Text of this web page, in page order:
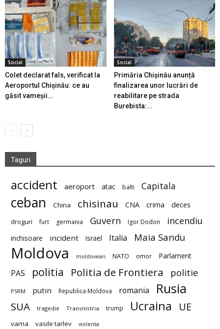
Social
Colet declarat fals, verificat la
Aeroportul Chișinău: ce au
găsit vameșii...
Social
Primăria Chișinău anunță
finalizarea unor lucrări de
reabilitare pe strada
Burebista:...
Taguri
accident aeroport atac balti Capitala
ceban China chisinau CNA crima deces
droguri furt germania Guvern Igor Dodon incendiu
inchisoare incident israel Italia Maia Sandu
Moldova moldovean NATO omor Parlament
PAS politia Politia de Frontiera politie
PSRM putin Republica Moldova romania Rusia
SUA tragedie Transnistria trump Ucraina UE
vama vasile tarlev violenta